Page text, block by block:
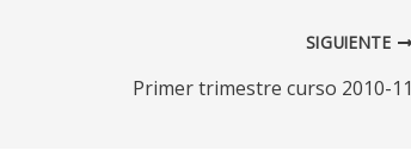
SIGUIENTE
Primer trimestre curso 2010-11